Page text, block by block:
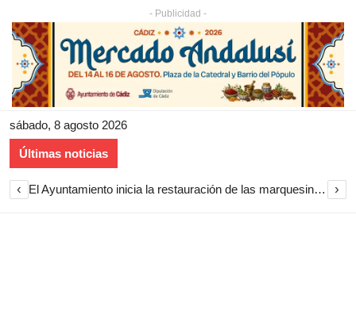
- Publicidad -
sábado, 8 agosto 2026
Últimas noticias
‹ El Ayuntamiento inicia la restauración de las marquesinas de Plaza Esteve para volver a instalarlas en el centro de Jerez ›